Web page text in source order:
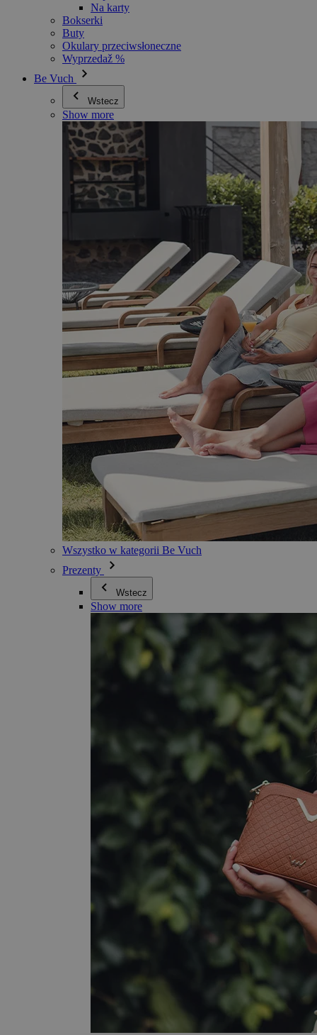
Na karty
Bokserki
Buty
Okulary przeciwsłoneczne
Wyprzedaž %
Be Vuch
Wstecz
Show more
Wszystko w kategorii Be Vuch
Prezenty
Wstecz
Show more